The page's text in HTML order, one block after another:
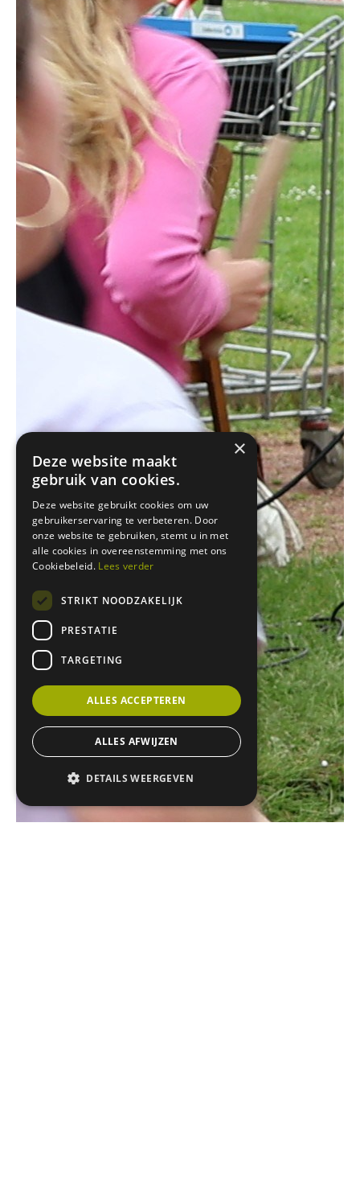
×
Deze website maakt
gebruik van cookies.
Deze website gebruikt cookies om uw
gebruikerservaring te verbeteren. Door
onze website te gebruiken, stemt u in met
alle cookies in overeenstemming met ons
Cookiebeleid. Lees verder
STRIKT NOODZAKELIJK
PRESTATIE
TARGETING
ALLES ACCEPTEREN
ALLES AFWIJZEN
DETAILS WEERGEVEN